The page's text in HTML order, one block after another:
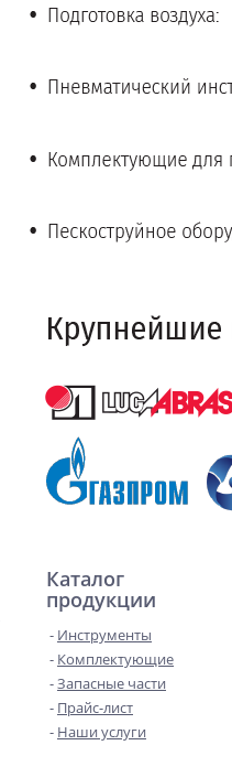
Каталог
продукции
Инструменты
Комплектующие
Запасные части
Прайс-лист
Наши услуги